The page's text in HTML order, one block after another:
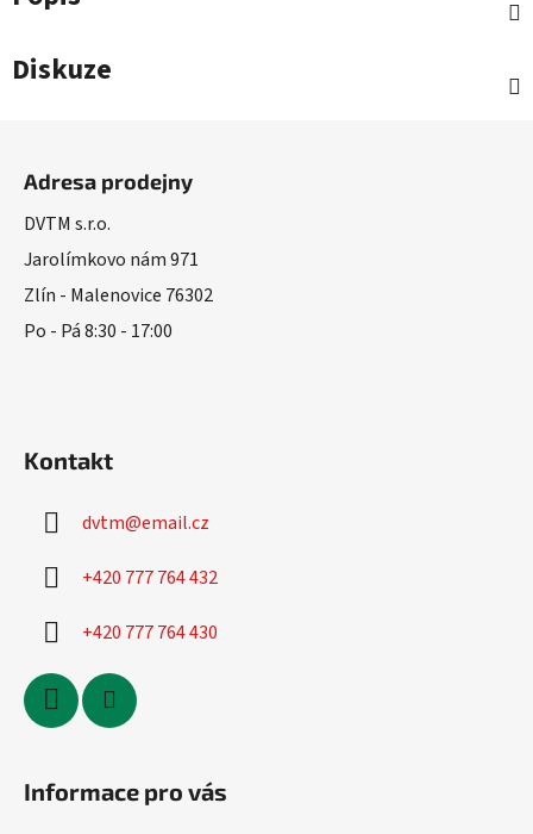
Diskuze
Adresa prodejny
DVTM s.r.o.
Jarolímkovo nám 971
Zlín - Malenovice 76302
Po - Pá 8:30 - 17:00
Kontakt
dvtm@email.cz
+420 777 764 432
+420 777 764 430
Informace pro vás